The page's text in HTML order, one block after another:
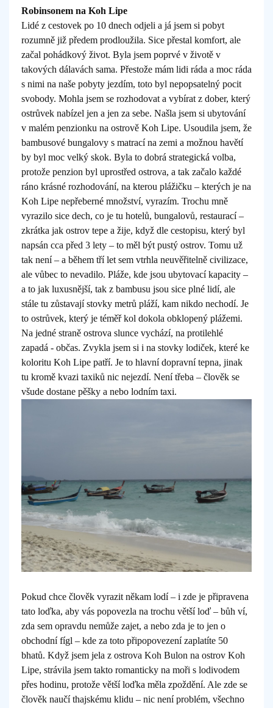
Robinsonem na Koh Lipe
Lidé z cestovek po 10 dnech odjeli a já jsem si pobyt
rozumně již předem prodloužila. Sice přestal komfort, ale
začal pohádkový život. Byla jsem poprvé v životě v
takových dálavách sama. Přestože mám lidi ráda a moc ráda
s nimi na naše pobyty jezdím, toto byl nepopsatelný pocit
svobody. Mohla jsem se rozhodovat a vybírat z dober, který
ostrůvek nabízel jen a jen za sebe. Našla jsem si ubytování
v malém penzionku na ostrově Koh Lipe. Usoudila jsem, že
bambusové bungalovy s matrací na zemi a možnou havětí
by byl moc velký skok. Byla to dobrá strategická volba,
protože penzion byl uprostřed ostrova, a tak začalo každé
ráno krásné rozhodování, na kterou plážičku – kterých je na
Koh Lipe nepřeberné množství, vyrazím. Trochu mně
vyrazilo sice dech, co je tu hotelů, bungalovů, restaurací –
zkrátka jak ostrov tepe a žije, když dle cestopisu, který byl
napsán cca před 3 lety – to měl být pustý ostrov. Tomu už
tak není – a během tří let sem vtrhla neuvěřitelně civilizace,
ale vůbec to nevadilo. Pláže, kde jsou ubytovací kapacity –
a to jak luxusnější, tak z bambusu jsou sice plné lidí, ale
stále tu zůstavají stovky metrů pláží, kam nikdo nechodí. Je
to ostrůvek, který je téměř kol dokola obklopený plážemi.
Na jedné straně ostrova slunce vychází, na protilehlé
zapadá - občas. Zvykla jsem si i na stovky lodiček, které ke
koloritu Koh Lipe patří. Je to hlavní dopravní tepna, jinak
tu kromě kvazi taxiků nic nejezdí. Není třeba – člověk se
všude dostane pěšky a nebo lodním taxi.
Pokud chce člověk vyrazit někam lodí – i zde je připravena
tato loďka, aby vás popovezla na trochu větší loď – bůh ví,
zda sem opravdu nemůže zajet, a nebo zda je to jen o
obchodní fígl – kde za toto připopovezení zaplatíte 50
bhatů. Když jsem jela z ostrova Koh Bulon na ostrov Koh
Lipe, strávila jsem takto romanticky na moři s lodivodem
přes hodinu, protože větší loďka měla zpoždění. Ale zde se
člověk naučí thajskému klidu – nic není problém, všechno